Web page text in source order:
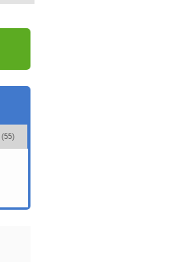
(55)